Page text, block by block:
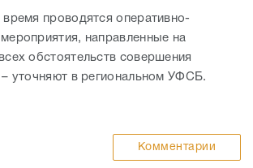
проводятся оперативно-
направленные на
обстоятельств совершения
– уточняют в региональном УФСБ.
Комментарии